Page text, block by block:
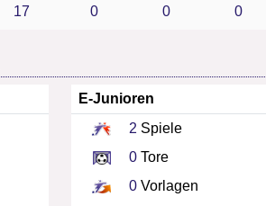
17 0 0 0
E-Junioren
2 Spiele
0Tore
0Vorlagen